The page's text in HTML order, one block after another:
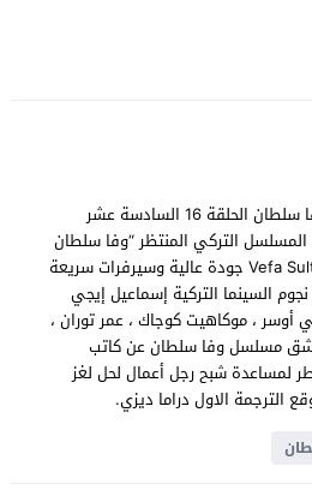
مشاهدة وتحميل مسلسل وفا سلطان الحلقة 16 السادسة عشر
المسلسل التركي المنتظر “وفا سلطان
حلقة 16” اون لاين Vefa Sultan EP16 جودة عالية وسيرفرات سريعة
السينما التركية إسماعيل إيجي
أوسر ، موكاهيت كوجاك ، عمر توران ،
عشق مسلسل وفا سلطان عن كاتب
لمساعدة شبح رجل أعمال لحل لغز
الترجمة الاول دراما ديزي.